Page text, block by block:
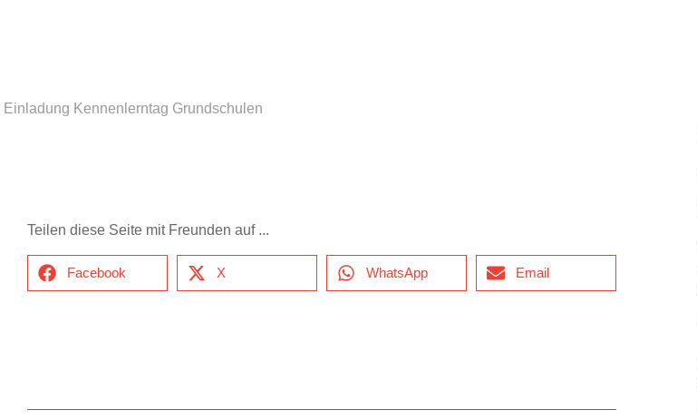
Einladung Kennenlerntag Grundschulen
Teilen diese Seite mit Freunden auf ...
Facebook X WhatsApp Email